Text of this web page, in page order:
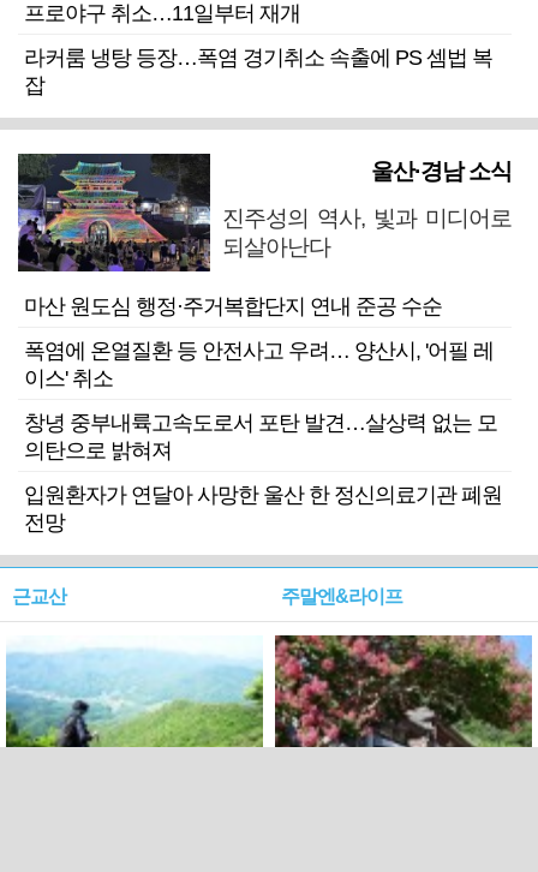
프로야구 취소…11일부터 재개
라커룸 냉탕 등장…폭염 경기취소 속출에 PS 셈법 복
잡
울산·경남 소식
진주성의 역사, 빛과 미디어로
되살아난다
마산 원도심 행정·주거복합단지 연내 준공 수순
폭염에 온열질환 등 안전사고 우려… 양산시, '어필 레
이스' 취소
창녕 중부내륙고속도로서 포탄 발견…살상력 없는 모
의탄으로 밝혀져
입원환자가 연달아 사망한 울산 한 정신의료기관 폐원
전망
근교산 주말엔&라이프